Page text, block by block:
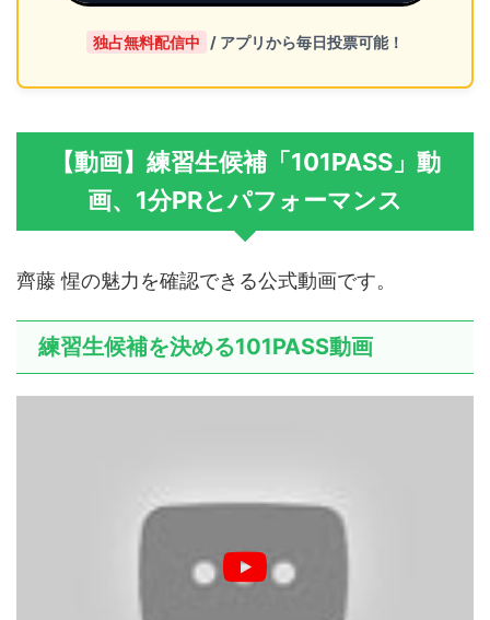
独占無料配信中 / アプリから毎日投票可能！
【動画】練習生候補「101PASS」動
画、1分PRとパフォーマンス
齊藤 惺の魅力を確認できる公式動画です。
練習生候補を決める101PASS動画